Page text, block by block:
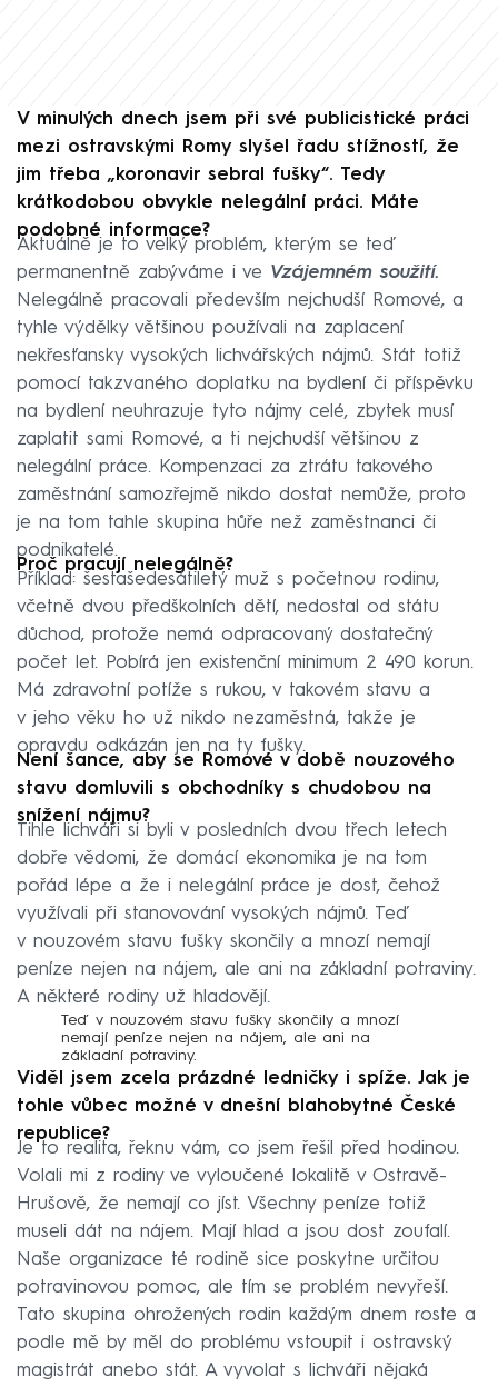
V minulých dnech jsem při své publicistické práci
mezi ostravskými Romy slyšel řadu stížností, že
jim třeba „koronavir sebral fušky“. Tedy
krátkodobou obvykle nelegální práci. Máte
podobné informace?
Aktuálně je to velký problém, kterým se teď
permanentně zabýváme i ve Vzájemném soužití.
Nelegálně pracovali především nejchudší Romové, a
tyhle výdělky většinou používali na zaplacení
nekřesťansky vysokých lichvářských nájmů. Stát totiž
pomocí takzvaného doplatku na bydlení či příspěvku
na bydlení neuhrazuje tyto nájmy celé, zbytek musí
zaplatit sami Romové, a ti nejchudší většinou z
nelegální práce. Kompenzaci za ztrátu takového
zaměstnání samozřejmě nikdo dostat nemůže, proto
je na tom tahle skupina hůře než zaměstnanci či
podnikatelé.
Proč pracují nelegálně?
Příklad: šestašedesátiletý muž s početnou rodinu,
včetně dvou předškolních dětí, nedostal od státu
důchod, protože nemá odpracovaný dostatečný
počet let. Pobírá jen existenční minimum 2 490 korun.
Má zdravotní potíže s rukou, v takovém stavu a
v jeho věku ho už nikdo nezaměstná, takže je
opravdu odkázán jen na ty fušky.
Není šance, aby se Romové v době nouzového
stavu domluvili s obchodníky s chudobou na
snížení nájmu?
Tihle lichváři si byli v posledních dvou třech letech
dobře vědomi, že domácí ekonomika je na tom
pořád lépe a že i nelegální práce je dost, čehož
využívali při stanovování vysokých nájmů. Teď
v nouzovém stavu fušky skončily a mnozí nemají
peníze nejen na nájem, ale ani na základní potraviny.
A některé rodiny už hladovějí.
Teď v nouzovém stavu fušky skončily a mnozí
nemají peníze nejen na nájem, ale ani na
základní potraviny.
Viděl jsem zcela prázdné ledničky i spíže. Jak je
tohle vůbec možné v dnešní blahobytné České
republice?
Je to realita, řeknu vám, co jsem řešil před hodinou.
Volali mi z rodiny ve vyloučené lokalitě v Ostravě-
Hrušově, že nemají co jíst. Všechny peníze totiž
museli dát na nájem. Mají hlad a jsou dost zoufalí.
Naše organizace té rodině sice poskytne určitou
potravinovou pomoc, ale tím se problém nevyřeší.
Tato skupina ohrožených rodin každým dnem roste a
podle mě by měl do problému vstoupit i ostravský
magistrát anebo stát. A vyvolat s lichváři nějaká